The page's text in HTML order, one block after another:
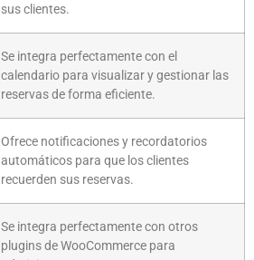
sus clientes.
Se integra perfectamente con el
calendario para visualizar y gestionar las
reservas de forma eficiente.
Ofrece notificaciones y recordatorios
automáticos para que los clientes
recuerden sus reservas.
Se integra perfectamente con otros
plugins de WooCommerce para